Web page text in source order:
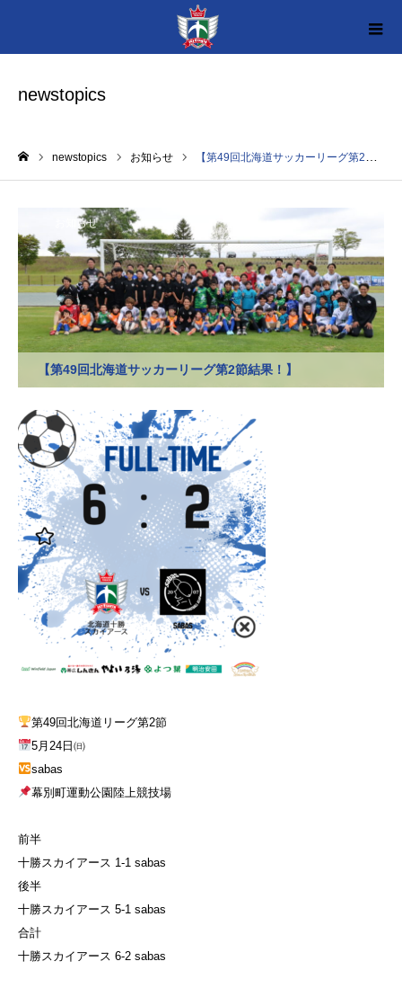
newstopics
newstopics お知らせ 【第49回北海道サッカーリーグ第2節結果！】
お知らせ
【第49回北海道サッカーリーグ第2節結果！】
第49回北海道リーグ第2節
5月24日㈰
sabas
幕別町運動公園陸上競技場
前半
十勝スカイアース 1-1 sabas
後半
十勝スカイアース 5-1 sabas
合計
十勝スカイアース 6-2 sabas